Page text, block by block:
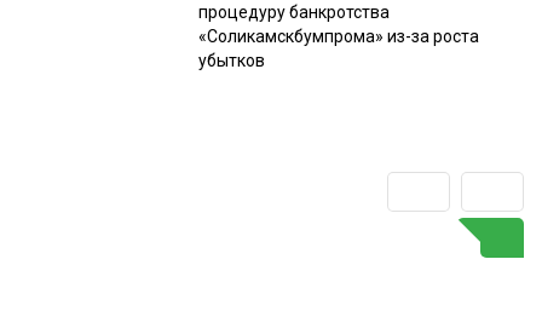
процедуру банкротства
«Соликамскбумпрома» из-за роста
убытков